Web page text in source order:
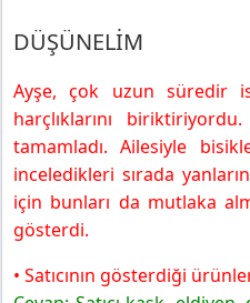
MEB Yayınları
3. Sınıf Hayat Bilgisi
MEB Yayınları
DEĞERLENDİRELİM
DÜŞÜNELİM
Ayşe, çok uzun süredir
harçlıklarını
tamamladı. Ailesiyle
inceledikleri sırada
için bunları da mutlaka
gösterdi.
• Satıcının gösterdiği